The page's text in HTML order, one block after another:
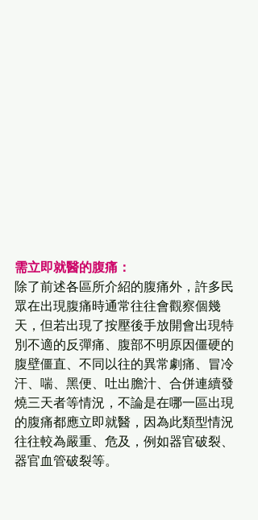
需立即就醫的腹痛：
除了前述各區所介紹的腹痛外，許多民
眾在出現腹痛時通常往往會觀察個幾
天，但若出現了按壓後手放開會出現特
別不適的反彈痛、腹部不明原因僵硬的
腹壁僵直、不同以往的異常劇痛、冒冷
汗、喘、黑便、吐出膽汁、合併連續發
燒三天者等情況，不論是在哪一區出現
的腹痛都應立即就醫，因為此類型情況
往往較為嚴重、危及，例如器官破裂、
器官血管破裂等。